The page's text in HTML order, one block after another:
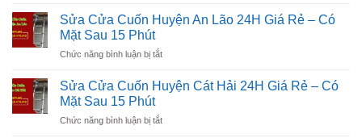
Mặt
Phút
24H
–
Mặt
Phút
Cửa
Cuốn
phố
Nguyên
Rẻ
Sửa Cửa Cuốn Huyện An Lão 24H Giá Rẻ – Có
Mặt Sau 15 Phút
Chức năng bình luận bị tắtở
Cửa
Cuốn
An
Sửa Cửa Cuốn Huyện Cát Hải 24H Giá Rẻ – Có
Mặt Sau 15 Phút
Chức năng bình luận bị tắtở